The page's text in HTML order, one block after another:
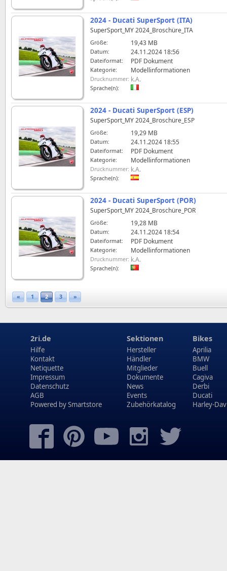
2024 - Ducati SuperSport (ITA)
SuperSport_MY 2024_Broschüre_ITA
Größe: 19,43 MB
Datum: 24.11.2024 18:56
Dateiformat: PDF Dokument
Kategorie: Modellinformationen
Drucknummer: k.A.
Sprache(n):
2024 - Ducati SuperSport (ESP)
SuperSport_MY 2024_Broschüre_ESP
Größe: 19,29 MB
Datum: 24.11.2024 18:55
Dateiformat: PDF Dokument
Kategorie: Modellinformationen
Drucknummer: k.A.
Sprache(n):
2024 - Ducati SuperSport (POR)
SuperSport_MY 2024_Broschüre_POR
Größe: 19,28 MB
Datum: 24.11.2024 18:54
Dateiformat: PDF Dokument
Kategorie: Modellinformationen
Drucknummer: k.A.
Sprache(n):
« 1 2 3 »
2ri.de
Hilfe
Kontakt
Netiquette
Impressum
Datenschutz
AGB
Powered bySmartstore
Sektionen
Hersteller
Händler
Mitglieder
Dokumente
News
Events
Zubehörkatalog
Bikes
Aprilia
BMW
Buell
Cagiva
Derbi
Ducati
Harley-